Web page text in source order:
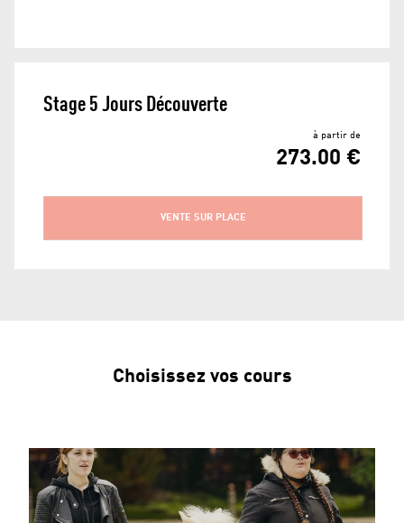
Stage 5 Jours Découverte
à partir de
273.00 €
VENTE SUR PLACE
Choisissez vos cours